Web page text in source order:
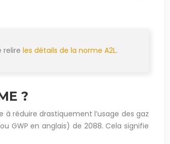
relire les détails de la norme A2L.
?
à réduire drastiquement l’usage des gaz
GWP en anglais) de 2088. Cela signifie